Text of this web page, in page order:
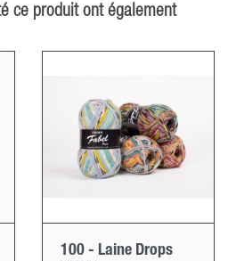
ce produit ont également
100 - Laine Drops